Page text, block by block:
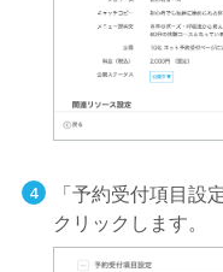
「予約受付項目設
クリックします。